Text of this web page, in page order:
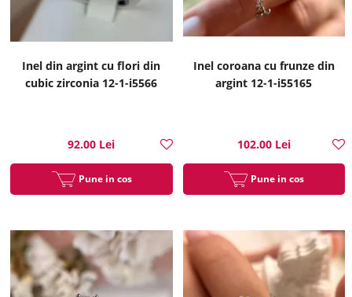
Inel din argint cu flori din
cubic zirconia 12-1-i5566
92.00 Lei
Pune in cos
Inel coroana cu frunze din
argint 12-1-i55165
102.00 Lei
Pune in cos